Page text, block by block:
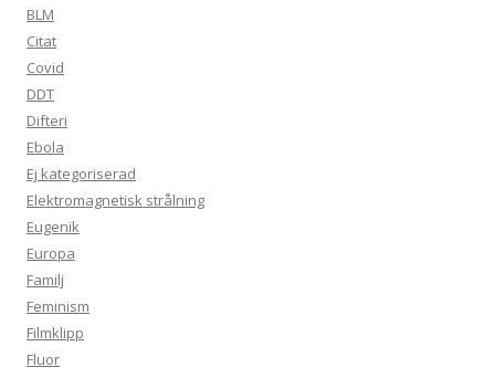
BLM
Citat
Covid
DDT
Difteri
Ebola
Ej kategoriserad
Elektromagnetisk strålning
Eugenik
Europa
Familj
Feminism
Filmklipp
Fluor